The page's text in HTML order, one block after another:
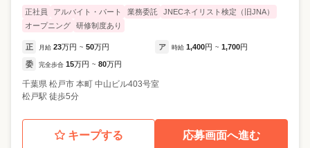
正社員 アルバイト・パート 業務委託
JNECネイリスト検定（旧JNA）
オープニング
研修制度あり
正 月給 23万円 ~ 50万円 ア 時給 1,400円 ~ 1,700円
委 完全歩合 15万円 ~ 80万円
千葉県 松戸市 本町 中山ビル403号室
松戸駅 徒歩5分
キープする 応募画面へ進む